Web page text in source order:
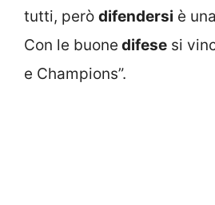
tutti, però difendersi è
Con le buone difese si
e Champions”.